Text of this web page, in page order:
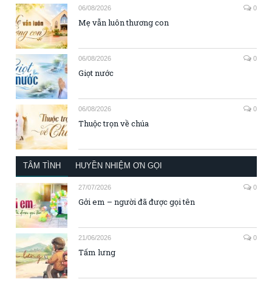
06/08/2026 0
Mẹ vẫn luôn thương con
06/08/2026 0
Giọt nước
06/08/2026 0
Thuộc trọn về chúa
TÂM TÌNH HUYỀN NHIỆM ƠN GỌI
27/07/2026 0
Gởi em – người đã được gọi tên
21/06/2026 0
Tấm lưng